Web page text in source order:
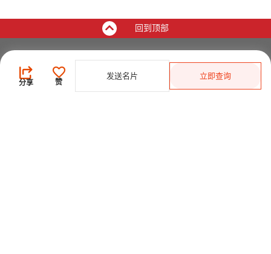
分享 赞
发送名片 立即查询
回到顶部
登录/ 免费注册